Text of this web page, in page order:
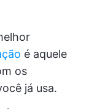
é aquele
os
já usa.